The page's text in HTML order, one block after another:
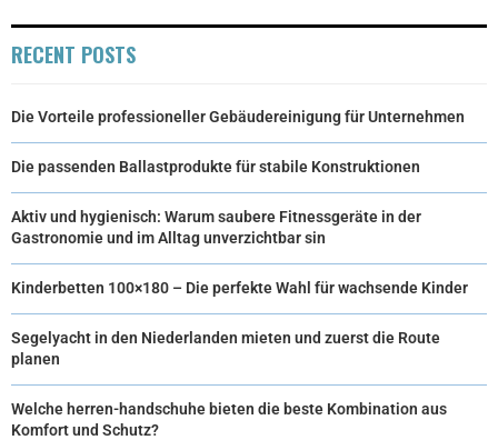
)
RECENT POSTS
Die Vorteile professioneller Gebäudereinigung für Unternehmen
Die passenden Ballastprodukte für stabile Konstruktionen
Aktiv und hygienisch: Warum saubere Fitnessgeräte in der
Gastronomie und im Alltag unverzichtbar sin
Kinderbetten 100×180 – Die perfekte Wahl für wachsende Kinder
Segelyacht in den Niederlanden mieten und zuerst die Route
planen
Welche herren-handschuhe bieten die beste Kombination aus
Komfort und Schutz?